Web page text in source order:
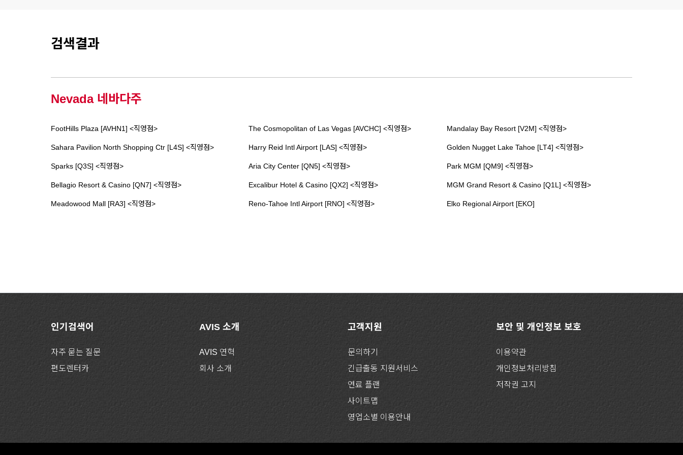
검색결과
Nevada 네바다주
FootHills Plaza [AVHN1] <직영점> The Cosmopolitan of Las Vegas [AVCHC] <직영점> Mandalay Bay Resort [V2M] <직영점>
Sahara Pavilion North Shopping Ctr [L4S] <직영점> Harry Reid Intl Airport [LAS] <직영점> Golden Nugget Lake Tahoe [LT4] <직영점>
Sparks [Q3S] <직영점> Aria City Center [QN5] <직영점> Park MGM [QM9] <직영점>
Bellagio Resort & Casino [QN7] <직영점> Excalibur Hotel & Casino [QX2] <직영점> MGM Grand Resort & Casino [Q1L] <직영점>
Meadowood Mall [RA3] <직영점> Reno-Tahoe Intl Airport [RNO] <직영점> Elko Regional Airport [EKO]
인기검색어
자주 묻는 질문
편도렌터카
AVIS 소개
AVIS 연혁
회사 소개
고객지원
문의하기
긴급출동 지원서비스
연료 플랜
사이트맵
영업소별 이용안내
보안 및 개인정보 보호
이용약관
개인정보처리방침
저작권 고지